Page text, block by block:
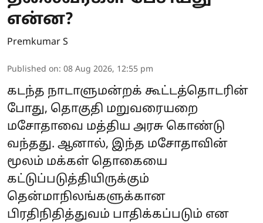
என்ன?
Premkumar S
Published on: 08 Aug 2026, 12:55 pm
கடந்த நாடாளுமன்றக் கூட்டத்தொடரின்
போது, தொகுதி மறுவரையறை
மசோதாவை மத்திய அரசு கொண்டு
வந்தது. ஆனால், இந்த மசோதாவின்
மூலம் மக்கள் தொகையை
கட்டுப்படுத்தியிருக்கும்
தென்மாநிலங்களுக்கான
பிரதிநிதித்துவம் பாதிக்கப்படும் என